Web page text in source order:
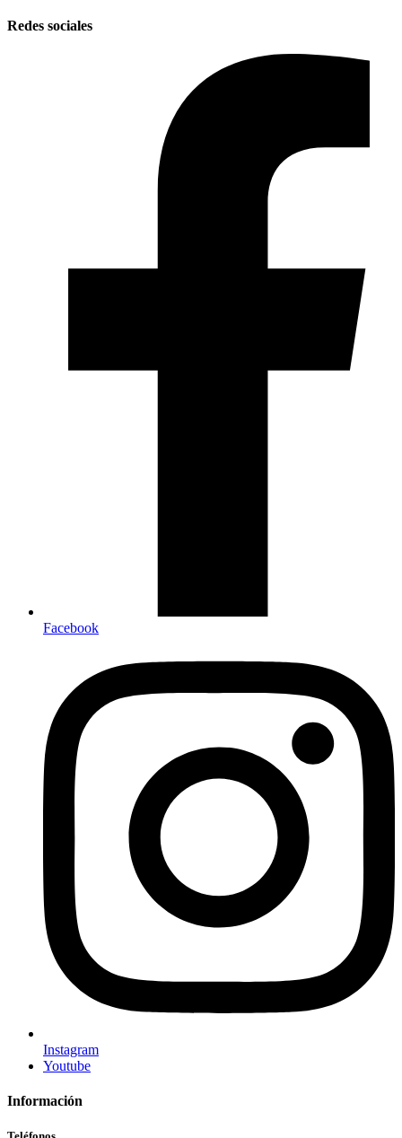
Redes sociales
Facebook
Instagram
Youtube
Información